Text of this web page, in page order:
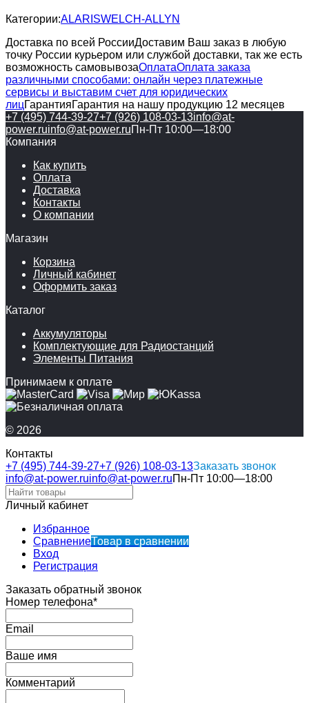
Категории:ALARISWELCH-ALLYN
Доставка по всей РоссииДоставим Ваш заказ в любую
точку России курьером или службой доставки, так же есть
возможность самовывозаОплатаОплата заказа
различными способами: онлайн через платежные
сервисы и выставим счет для юридических
лицГарантияГарантия на нашу продукцию 12 месяцев
+7 (495) 744-39-27+7 (926) 108-03-13info@at-
power.ruinfo@at-power.ruПн-Пт 10:00—18:00
Компания
Как купить
Оплата
Доставка
Контакты
О компании
Магазин
Корзина
Личный кабинет
Оформить заказ
Каталог
Аккумуляторы
Комплектующие для Радиостанций
Элементы Питания
Принимаем к оплате
© 2026
Контакты
+7 (495) 744-39-27+7 (926) 108-03-13Заказать звонок
info@at-power.ruinfo@at-power.ruПн-Пт 10:00—18:00
Личный кабинет
Избранное
СравнениеТовар в сравнении
Вход
Регистрация
Заказать обратный звонок
Номер телефона*
Email
Ваше имя
Комментарий